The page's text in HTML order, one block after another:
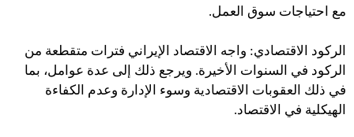
مع احتياجات سوق العمل.
الركود الاقتصادي: واجه الاقتصاد الإيراني فترات متقطعة من
الركود في السنوات الأخيرة. ويرجع ذلك إلى عدة عوامل، بما
في ذلك العقوبات الاقتصادية وسوء الإدارة وعدم الكفاءة
الهيكلية في الاقتصاد.